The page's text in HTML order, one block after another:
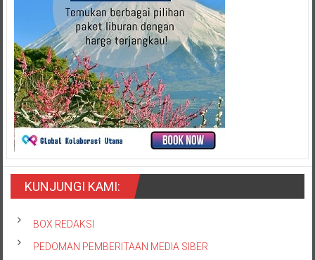
KUNJUNGI KAMI:
BOX REDAKSI
PEDOMAN PEMBERITAAN MEDIA SIBER